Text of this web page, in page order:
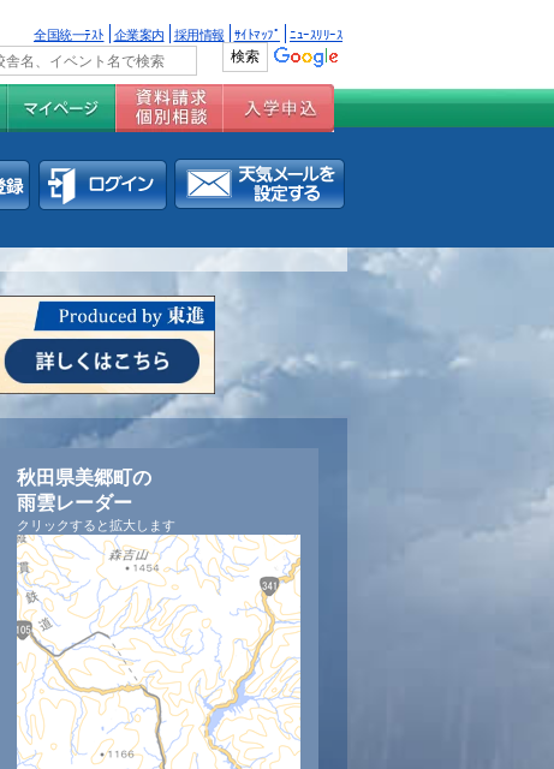
全国統一ﾃｽﾄ 企業案内 採用情報 ｻｲﾄﾏｯﾌﾟ ﾆｭｰｽﾘﾘｰｽ
秋田県美郷町の
雨雲レーダー
クリックすると拡大します